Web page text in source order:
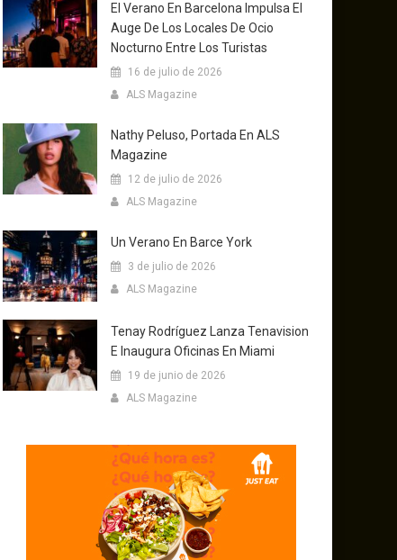
El Verano En Barcelona Impulsa El
Auge De Los Locales De Ocio
Nocturno Entre Los Turistas
16 de julio de 2026
ALS Magazine
Nathy Peluso, Portada En ALS
Magazine
12 de julio de 2026
ALS Magazine
Un Verano En Barce York
3 de julio de 2026
ALS Magazine
Tenay Rodríguez Lanza Tenavision
E Inaugura Oficinas En Miami
19 de junio de 2026
ALS Magazine